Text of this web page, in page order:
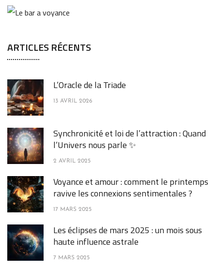
ARTICLES RÉCENTS
L’Oracle de la Triade
13 AVRIL 2026
Synchronicité et loi de l’attraction : Quand
l’Univers nous parle ✨
2 AVRIL 2025
Voyance et amour : comment le printemps
ravive les connexions sentimentales ?
17 MARS 2025
Les éclipses de mars 2025 : un mois sous
haute influence astrale
7 MARS 2025